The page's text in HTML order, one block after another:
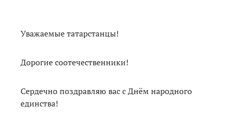
Уважаемые татарстанцы!
Дорогие соотечественники!
Сердечно поздравляю вас с Днём народного
единства!